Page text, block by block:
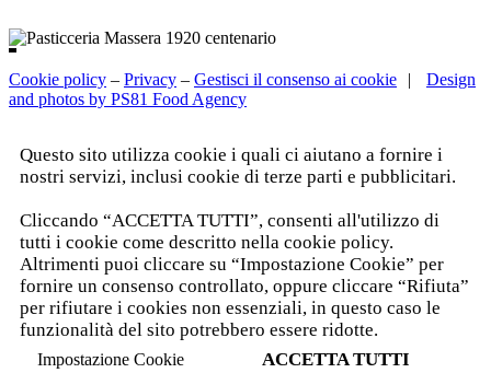
Cookie policy – Privacy – Gestisci il consenso ai cookie
Design
and photos by PS81 Food Agency
Questo sito utilizza cookie i quali ci aiutano a fornire i
nostri servizi, inclusi cookie di terze parti e pubblicitari.
Cliccando “ACCETTA TUTTI”, consenti all'utilizzo di
tutti i cookie come descritto nella cookie policy.
Altrimenti puoi cliccare su “Impostazione Cookie” per
fornire un consenso controllato, oppure cliccare “Rifiuta”
per rifiutare i cookies non essenziali, in questo caso le
funzionalità del sito potrebbero essere ridotte.
Impostazione Cookie ACCETTA TUTTI